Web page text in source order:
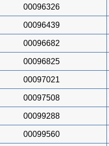
00096326
00096439
00096682
00096825
00097021
00097508
00099288
00099560